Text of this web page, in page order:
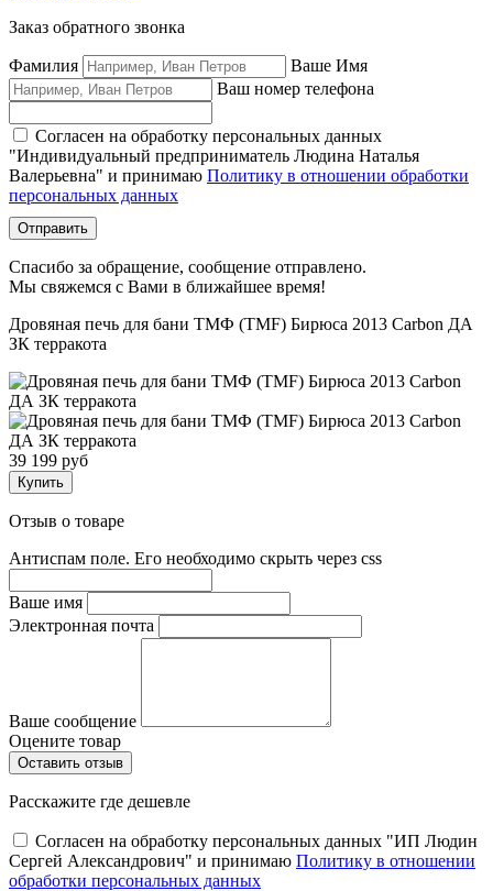
Заказ обратного звонка
Фамилия
Ваше Имя
Ваш номер телефона
Согласен на обработку персональных данных
"Индивидуальный предприниматель Людина Наталья
Валерьевна" и принимаю Политику в отношении обработки
персональных данных
Отправить
Спасибо за обращение, сообщение отправлено.
Мы свяжемся с Вами в ближайшее время!
Дровяная печь для бани ТМФ (TMF) Бирюса 2013 Carbon ДА
ЗК терракота
39 199 руб
Купить
Отзыв о товаре
Антиспам поле. Его необходимо скрыть через css
Ваше имя
Электронная почта
Ваше сообщение
Оцените товар
Расскажите где дешевле
Согласен на обработку персональных данных "ИП Людин
Сергей Александрович" и принимаю Политику в отношении
обработки персональных данных